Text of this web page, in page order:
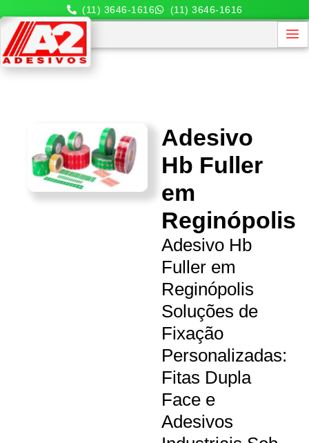
(11) 3646-1616 (11) 3646-1616
Adesivo
Hb Fuller
em
Reginópolis
Adesivo Hb
Fuller em
Reginópolis
Soluções de
Fixação
Personalizadas:
Fitas Dupla
Face e
Adesivos